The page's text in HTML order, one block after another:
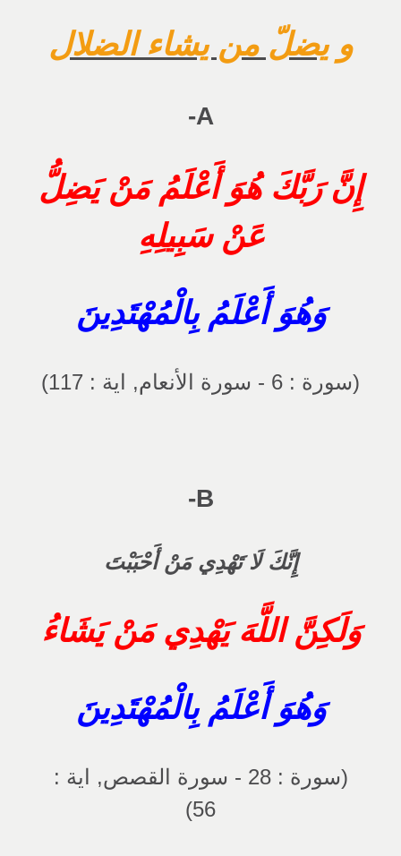
و يضلّ من يشاء الضلال
A-
إِنَّ رَبَّكَ هُوَ أَعْلَمُ مَنْ يَضِلُّ
عَنْ سَبِيلِهِ
وَهُوَ أَعْلَمُ بِالْمُهْتَدِينَ
(سورة : 6 - سورة الأنعام, اية : 117)
B-
إِنَّكَ لَا تَهْدِي مَنْ أَحْبَبْتَ
وَلَكِنَّ اللَّهَ يَهْدِي مَنْ يَشَاءُ
وَهُوَ أَعْلَمُ بِالْمُهْتَدِينَ
(سورة : 28 - سورة القصص, اية :
56)